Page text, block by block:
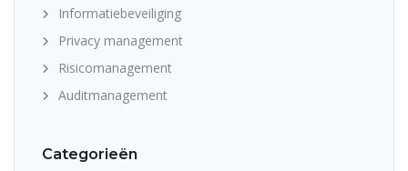
Informatiebeveiliging
Privacy management
Risicomanagement
Auditmanagement
Categorieën